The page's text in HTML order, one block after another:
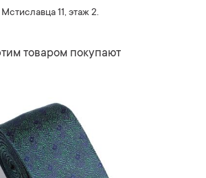
11, этаж 2.
товаром покупают